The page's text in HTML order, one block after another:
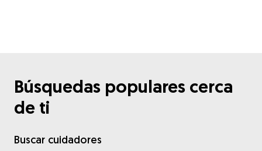
Búsquedas populares cerca
de ti
Buscar cuidadores